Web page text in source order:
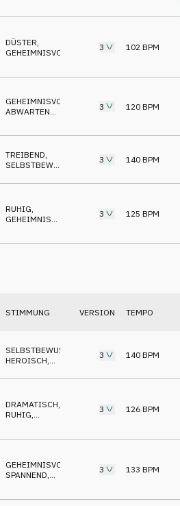
DÜSTER
GEHEIMNISVOLL
3 102 BPM
GEHEIMNISVOLL
ABWARTEND
3 120 BPM
TREIBEND
SELBSTBEWUSST
3 140 BPM
RUHIG
GEHEIMNISVOLL
3 125 BPM
STIMMUNG VERSION TEMPO
SELBSTBEWUSST
HEROISCH
3 140 BPM
DRAMATISCH
RUHIG
3 126 BPM
GEHEIMNISVOLL
SPANNEND
3 133 BPM